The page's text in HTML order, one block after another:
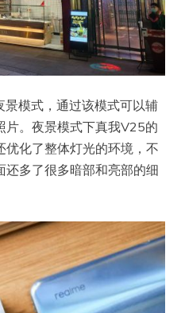
模式，通过该模式可以辅
片。夜景模式下真我V25的
化了整体灯光的环境，不
多了很多暗部和亮部的细